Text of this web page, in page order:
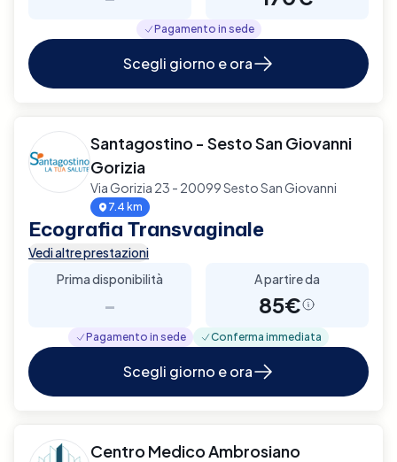
Pagamento in sede
Scegli giorno e ora
Santagostino - Sesto San Giovanni
Gorizia
Via Gorizia 23 - 20099 Sesto San Giovanni
7.4 km
Ecografia Transvaginale
Vedi altre prestazioni
Prima disponibilità
-
A partire da
85€
Pagamento in sede Conferma immediata
Scegli giorno e ora
Centro Medico Ambrosiano